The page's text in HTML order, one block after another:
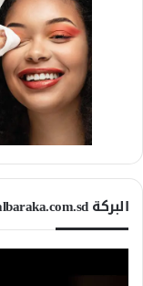
البركة www.albaraka.com.sd